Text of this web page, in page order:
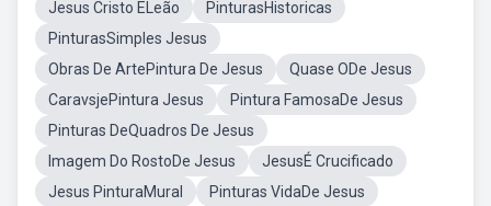
Jesus Cristo ELeão
PinturasHistoricas
PinturasSimples Jesus
Obras De ArtePintura De Jesus
Quase ODe Jesus
CaravsjePintura Jesus
Pintura FamosaDe Jesus
Pinturas DeQuadros De Jesus
Imagem Do RostoDe Jesus
JesusÉ Crucificado
Jesus PinturaMural
Pinturas VidaDe Jesus